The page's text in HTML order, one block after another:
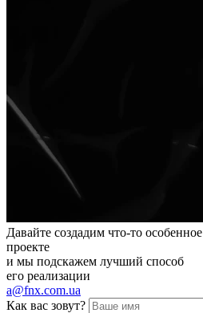
Давайте создадим что-то особенное
проекте
и мы подскажем лучший способ
его реализации
a@fnx.com.ua
Как вас зовут?